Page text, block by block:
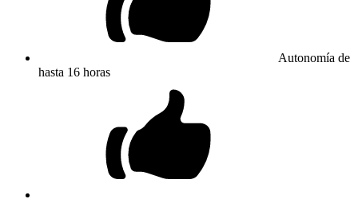
Autonomía de
hasta 16 horas